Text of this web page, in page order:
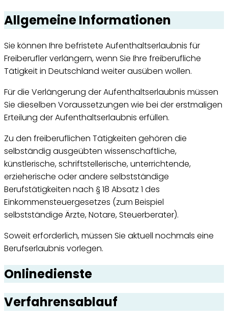
Allgemeine Informationen
Sie können Ihre befristete Aufenthaltserlaubnis für
Freiberufler verlängern, wenn Sie Ihre freiberufliche
Tätigkeit in Deutschland weiter ausüben wollen.
Für die Verlängerung der Aufenthaltserlaubnis müssen
Sie dieselben Voraussetzungen wie bei der erstmaligen
Erteilung der Aufenthaltserlaubnis erfüllen.
Zu den freiberuflichen Tätigkeiten gehören die
selbständig ausgeübten wissenschaftliche,
künstlerische, schriftstellerische, unterrichtende,
erzieherische oder andere selbstständige
Berufstätigkeiten nach § 18 Absatz 1 des
Einkommensteuergesetzes (zum Beispiel
selbstständige Ärzte, Notare, Steuerberater).
Soweit erforderlich, müssen Sie aktuell nochmals eine
Berufserlaubnis vorlegen.
Onlinedienste
Verfahrensablauf